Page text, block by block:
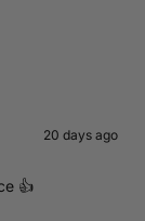
20 days ago
👍